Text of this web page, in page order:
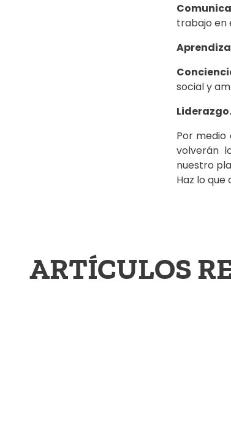
trabajo en
social y
Liderazgo.
Por
volverán
nuestro
Haz lo que
ARTÍCULOS